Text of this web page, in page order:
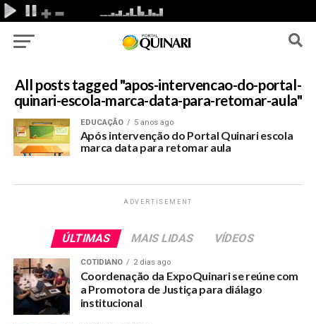
All posts tagged "apos-intervencao-do-portal-
quinari-escola-marca-data-para-retomar-aula"
EDUCAÇÃO 5 anos ago
Após intervenção do Portal Quinari escola
marca data para retomar aula
ADVERTISEMENT
ÚLTIMAS MAIS LIDAS VÍDEOS
COTIDIANO 2 dias ago
Coordenação da ExpoQuinari se reúne com
a Promotora de Justiça para diálago
institucional